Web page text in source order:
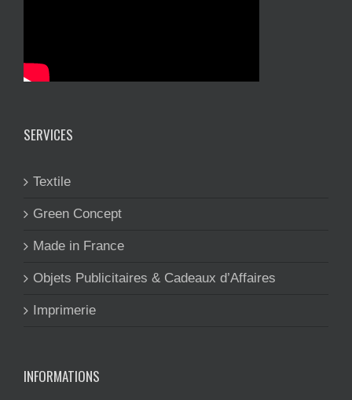
SERVICES
Textile
Green Concept
Made in France
Objets Publicitaires & Cadeaux d’Affaires
Imprimerie
INFORMATIONS